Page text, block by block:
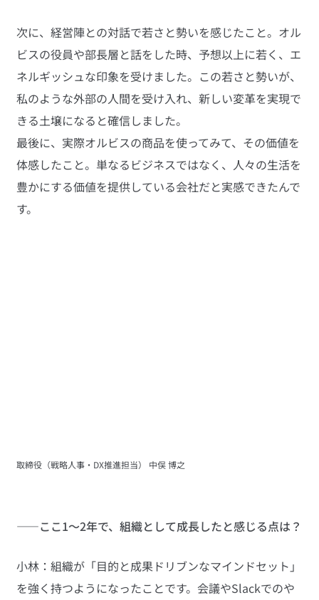
次に、経営陣との対話で若さと勢いを感じたこと。オル
ビスの役員や部長層と話をした時、予想以上に若く、エ
ネルギッシュな印象を受けました。この若さと勢いが、
私のような外部の人間を受け入れ、新しい変革を実現で
きる土壌になると確信しました。
最後に、実際オルビスの商品を使ってみて、その価値を
体感したこと。単なるビジネスではなく、人々の生活を
豊かにする価値を提供している会社だと実感できたんで
す。
取締役（戦略人事・DX推進担当） 中俣 博之
――ここ1～2年で、組織として成長したと感じる点は？
小林：組織が「目的と成果ドリブンなマインドセット」
を強く持つようになったことです。会議やSlackでのや